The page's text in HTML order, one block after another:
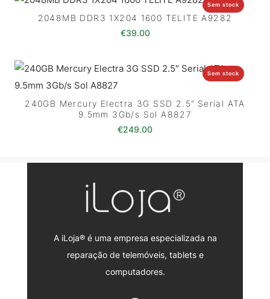
Sem stock
2048MB DDR3 1X204 1600 TELITE A9282
€39.00
Sem stock
240GB Mercury Electra 3G SSD 2.5″ Serial ATA
9.5mm 3Gb/s Sol A8827
€249.00
A iLoja® é uma empresa especializada na
reparação de telemóveis, tablets e
computadores.